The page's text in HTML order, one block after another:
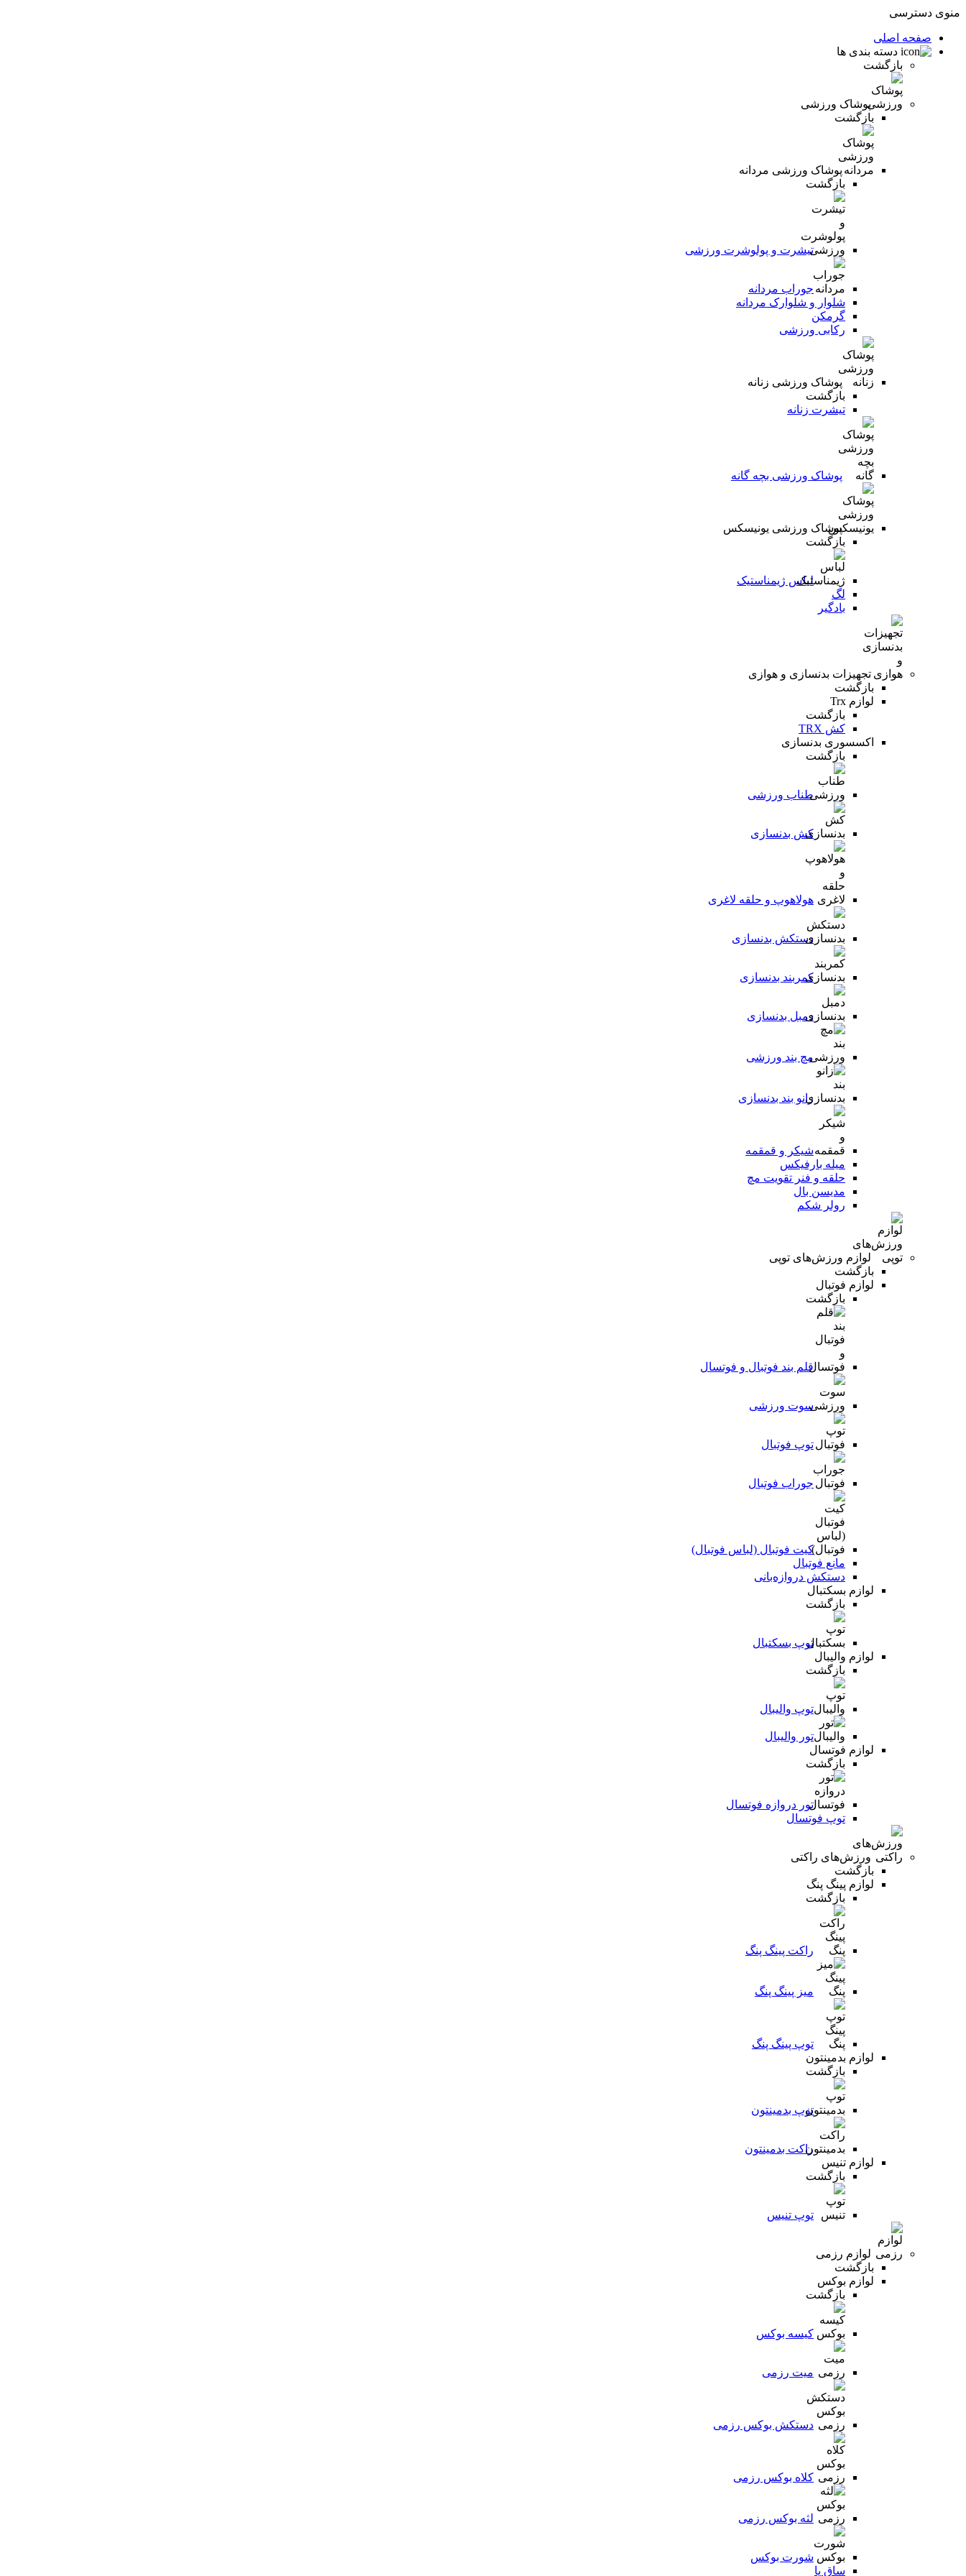
منوی دسترسی
صفحه اصلی
دسته بندی ها
بازگشت
پوشاک ورزشی
بازگشت
پوشاک ورزشی مردانه
بازگشت
تیشرت و پولوشرت ورزشی
جوراب مردانه
شلوار و شلوارک مردانه
گرمکن
رکابی ورزشی
پوشاک ورزشی زنانه
بازگشت
تیشرت زنانه
پوشاک ورزشی بچه گانه
پوشاک ورزشی یونیسکس
بازگشت
لباس ژیمناستیک
لگ
بادگیر
تجهیزات بدنسازی و هوازی
بازگشت
لوازم Trx
بازگشت
کش TRX
اکسسوری بدنسازی
بازگشت
طناب ورزشی
کش بدنسازی
هولاهوپ و حلقه لاغری
دستکش بدنسازی
کمربند بدنسازی
دمبل بدنسازی
مچ بند ورزشی
زانو بند بدنسازی
شیکر و قمقمه
میله بارفیکس
حلقه و فنر تقویت مچ
مدیسن بال
رولر شکم
لوازم ورزش‌های توپی
بازگشت
لوازم فوتبال
بازگشت
قلم بند فوتبال و فوتسال
سوت ورزشی
توپ فوتبال
جوراب فوتبال
کیت فوتبال (لباس فوتبال)
مانع فوتبال
دستکش دروازه‌بانی
لوازم بسکتبال
بازگشت
توپ بسکتبال
لوازم والیبال
بازگشت
توپ والیبال
تور والیبال
لوازم فوتسال
بازگشت
تور دروازه فوتسال
توپ فوتسال
ورزش‌های راکتی
بازگشت
لوازم پینگ پنگ
بازگشت
راکت پینگ پنگ
میز پینگ پنگ
توپ پینگ پنگ
لوازم بدمینتون
بازگشت
توپ بدمینتون
راکت بدمینتون
لوازم تنیس
بازگشت
توپ تنیس
لوازم رزمی
بازگشت
لوازم بوکس
بازگشت
کیسه بوکس
میت رزمی
دستکش بوکس رزمی
کلاه بوکس رزمی
لثه بوکس رزمی
شورت بوکس
ساق پا